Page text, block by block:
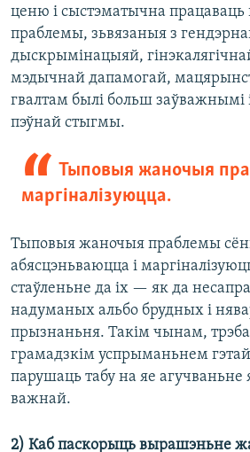
ценю і сыстэматычна
праблемы, зьвязаныя з
дыскрымінацыяй,
мэдычнай дапамогай,
гвалтам былі больш заўважнымі і
пэўнай стыгмы.
Тыповыя жаночыя
маргіналізуюцца.
Тыповыя жаночыя праблемы
абясцэньваюцца і
стаўленьне да іх — як да
надуманых альбо брудных і
прызнаньня. Такім чынам,
грамадзкім успрыманьнем
парушаць табу на яе агучваньне
важнай.
2) Каб паскорыць вырашэньне